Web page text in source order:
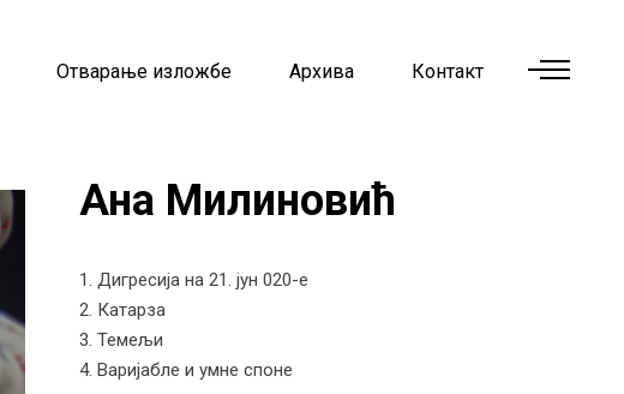
Отварање изложбе Архива Контакт
Ана Милиновић
1. Дигресија на 21. јун 020-е
2. Катарза
3. Темељи
4. Варијабле и умне споне